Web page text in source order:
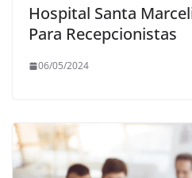
Hospital Santa
Para Recepcionistas
06/05/2024